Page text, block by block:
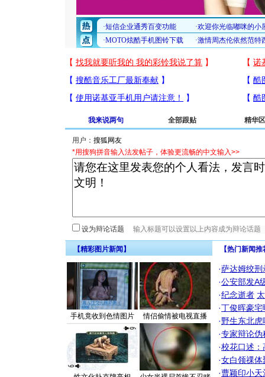
我来说两句 全部跟贴 精华区
用户：
*用搜狗拼音输入法发帖子，体验更流畅的中文输入>>
设为辩论话题
【精彩图片新闻】
手机竟收到色情图片 情侣偷情被电视直播
【热门新闻
·萨达姆绞刑
·公安部发A
·纪念逝者
·丁俊晖豪
·野生东北
·专家辩论伪
·校花口述：
·女白领祼体
·曹颖印小天